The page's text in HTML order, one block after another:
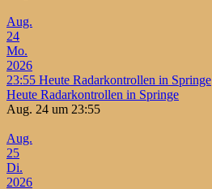
Aug.
24
Mo.
2026
23:55 Heute Radarkontrollen in Springe
Heute Radarkontrollen in Springe
Aug. 24 um 23:55
Aug.
25
Di.
2026